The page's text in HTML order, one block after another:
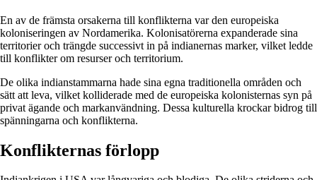
En av de främsta orsakerna till konflikterna var den europeiska
koloniseringen av Nordamerika. Kolonisatörerna expanderade sina
territorier och trängde successivt in på indianernas marker, vilket ledde
till konflikter om resurser och territorium.
De olika indianstammarna hade sina egna traditionella områden och
sätt att leva, vilket kolliderade med de europeiska kolonisternas syn på
privat ägande och markanvändning. Dessa kulturella krockar bidrog till
spänningarna och konflikterna.
Konflikternas förlopp